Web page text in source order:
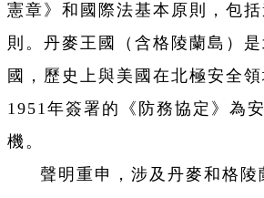
憲章》和國際法基本原則，包
則。丹麥王國（含格陵蘭島）
國，歷史上與美國在北極安全領
1951年簽署的《防務協定》為
機。
聲明重申，涉及丹麥和格陵